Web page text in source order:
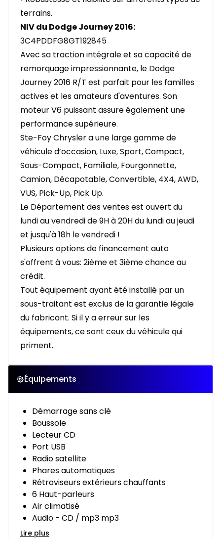
terrains.
NIV du Dodge Journey 2016:
3C4PDDFG8GT192845
Avec sa traction intégrale et sa capacité de
remorquage impressionnante, le Dodge
Journey 2016 R/T est parfait pour les familles
actives et les amateurs d'aventures. Son
moteur V6 puissant assure également une
performance supérieure.
Ste-Foy Chrysler a une large gamme de
véhicule d’occasion, Luxe, Sport, Compact,
Sous-Compact, Familiale, Fourgonnette,
Camion, Décapotable, Convertible, 4X4, AWD,
VUS, Pick-Up, Pick Up.
Le Département des ventes est ouvert du
lundi au vendredi de 9H à 20H du lundi au jeudi
et jusqu'à 18h le vendredi !
Plusieurs options de financement auto
s'offrent à vous: 2ième et 3ième chance au
crédit.
Tout équipement ayant été installé par un
sous-traitant est exclus de la garantie légale
du fabricant. Si il y a erreur sur les
équipements, ce sont ceux du véhicule qui
priment.
Équipements
Démarrage sans clé
Boussole
Lecteur CD
Port USB
Radio satellite
Phares automatiques
Rétroviseurs extérieurs chauffants
6 Haut-parleurs
Air climatisé
Audio - CD / mp3 mp3
Lire plus